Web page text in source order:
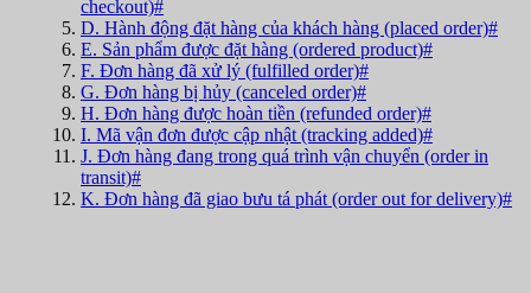
checkout)#
D. Hành động đặt hàng của khách hàng (placed order)#
E. Sản phẩm được đặt hàng (ordered product)#
F. Đơn hàng đã xử lý (fulfilled order)#
G. Đơn hàng bị hủy (canceled order)#
H. Đơn hàng được hoàn tiền (refunded order)#
I. Mã vận đơn được cập nhật (tracking added)#
J. Đơn hàng đang trong quá trình vận chuyển (order in
transit)#
K. Đơn hàng đã giao bưu tá phát (order out for delivery)#